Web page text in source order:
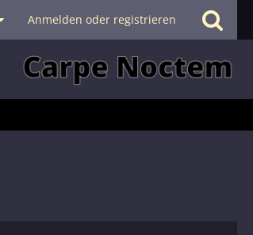
Anmelden oder registrieren